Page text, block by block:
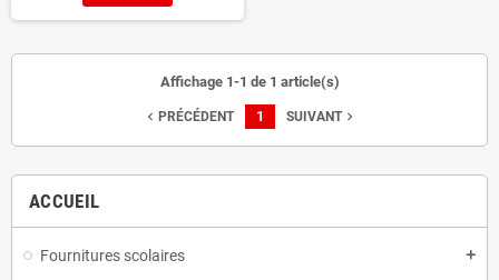
ACCUEIL
Fournitures scolaires
Affichage 1-1 de 1 article(s)
navigate_before PRÉCÉDENT 1 SUIVANTnavigate_next